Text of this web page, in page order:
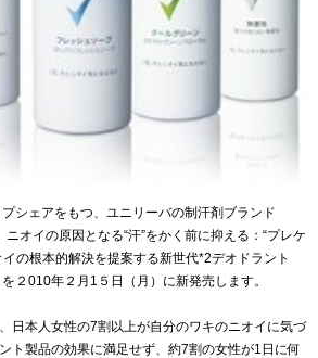
シェアをもつ、ユニリーバの制汗剤ブランド
ニオイの原因となる“汗”をかく前に抑える：“プレケ
の根本的解決を提案する新世代*2デオドラント
を２010年２月1５日（月）に新発売します。
日本人女性の7割以上が自分のワキのニオイに気づ
ト製品の効果に満足せず、約7割の女性が1日に何